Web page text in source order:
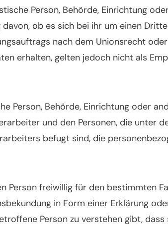
Person, Behörde, Einrichtung
ob es sich bei ihr um einen
nach dem Unionsrecht
erhalten, gelten jedoch nicht als
Person, Behörde, Einrichtung oder
und den Personen, die unter
befugt sind, die
Person freiwillig für den bestimmten
in Form einer Erklärung
Person zu verstehen gibt,